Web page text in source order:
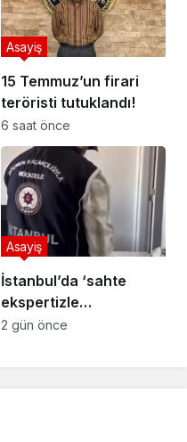
15 Temmuz’un firari
teröristi tutuklandı!
Asayiş
6 saat önce
İstanbul’da ‘sahte
ekspertizle
vatandaşlık’
Asayiş
2 gün önce